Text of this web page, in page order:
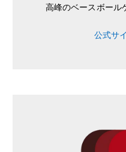
高峰のベースボール
公式サ